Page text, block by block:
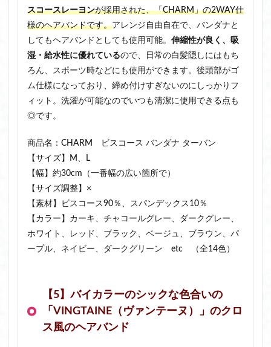
スコースレーヨンが採用された、「CHARM」の2WAY仕
様のヘアバンドです。アレンジ自由自在で、バンダナと
してもヘアバンドとしても使用可能。 伸縮性が良く、吸
湿・給水性に優れているので、日常の白髪隠しにはもち
ろん、スポーツ時などにも使用ができます。後頭部がゴ
ム仕様になっており、締め付けすぎないのにしっかりフ
ィット。洗濯が可能なのでいつも清潔に使用できる点も
◎です。
商品名：CHARM ビスコース バンダナ ターバン
【サイズ】M、L
【幅】約30cm（一番幅の広い箇所で）
【サイズ調整】×
【素材】ビスコース90％、スパンデックス10％
【カラー】カーキ、チャコールグレー、ダークグレー、
ホワイト、レッド、ブラック、ベージュ、ブラウン、パ
ープル、ネイビー、ダークグリーン etc （全14色）
【5】バイカラーのシックな色合いの
「VINGTAINE（ヴァンテーヌ）」のクロ
ス風のヘアバンド